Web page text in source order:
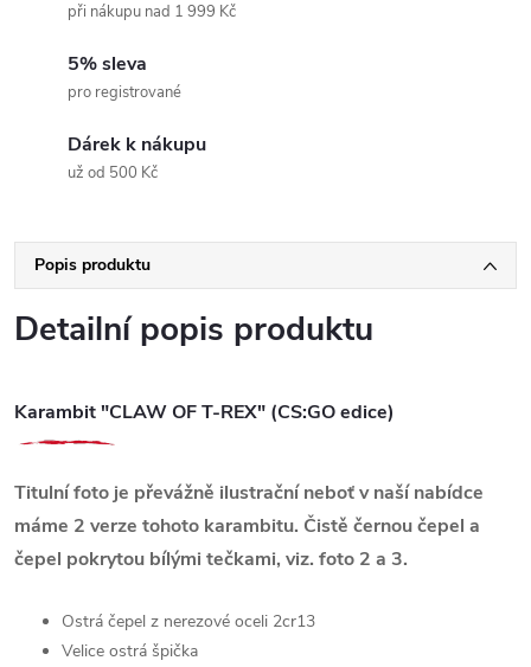
při nákupu nad 1 999 Kč
5% sleva
pro registrované
Dárek k nákupu
už od 500 Kč
Popis produktu
Detailní popis produktu
Karambit "CLAW OF T-REX" (CS:GO edice)
Titulní foto je převážně ilustrační neboť v naší nabídce
máme 2 verze tohoto karambitu. Čistě černou čepel a
čepel pokrytou bílými tečkami, viz. foto 2 a 3.
Ostrá čepel z nerezové oceli 2cr13
Velice ostrá špička